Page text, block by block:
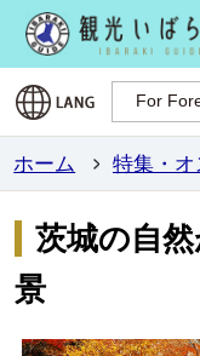
ForFor
ホーム 特集・オ
茨城の自
景